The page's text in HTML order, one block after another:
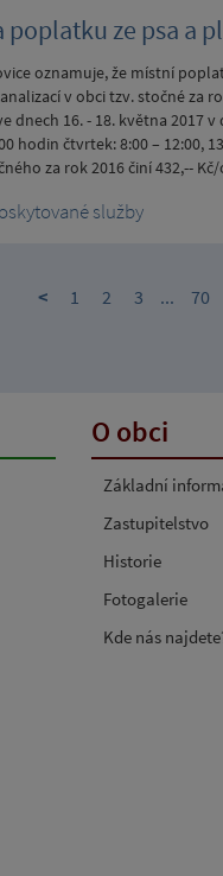
poplatku ze psa a
oznamuje, že místní
v obci tzv. stočné za
dnech 16. - 18. května 2017
hodin čtvrtek: 8:00 – 12:00,
za rok 2016 činí 432,--
služby
< 1 2 3 ... 70
O obci
Základní
Zastupitelstvo
Historie
Fotogalerie
Kde nás